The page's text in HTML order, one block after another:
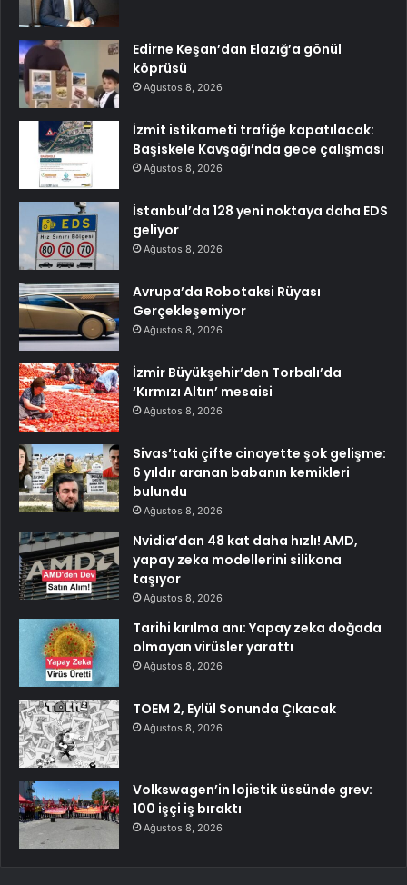
Edirne Keşan’dan Elazığ’a gönül
köprüsü
Ağustos 8, 2026
İzmit istikameti trafiğe kapatılacak:
Başiskele Kavşağı’nda gece çalışması
Ağustos 8, 2026
İstanbul’da 128 yeni noktaya daha EDS
geliyor
Ağustos 8, 2026
Avrupa’da Robotaksi Rüyası
Gerçekleşemiyor
Ağustos 8, 2026
İzmir Büyükşehir’den Torbalı’da
‘Kırmızı Altın’ mesaisi
Ağustos 8, 2026
Sivas’taki çifte cinayette şok gelişme:
6 yıldır aranan babanın kemikleri
bulundu
Ağustos 8, 2026
Nvidia’dan 48 kat daha hızlı! AMD,
yapay zeka modellerini silikona
taşıyor
Ağustos 8, 2026
Tarihi kırılma anı: Yapay zeka doğada
olmayan virüsler yarattı
Ağustos 8, 2026
TOEM 2, Eylül Sonunda Çıkacak
Ağustos 8, 2026
Volkswagen’in lojistik üssünde grev:
100 işçi iş bıraktı
Ağustos 8, 2026